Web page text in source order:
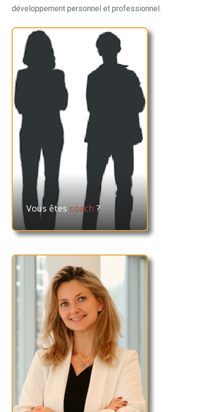
développement personnel et professionnel.
Vous êtes coach ?